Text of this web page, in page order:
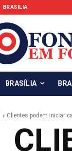
BRASILIA
BRASÍLIA
Clientes podem iniciar